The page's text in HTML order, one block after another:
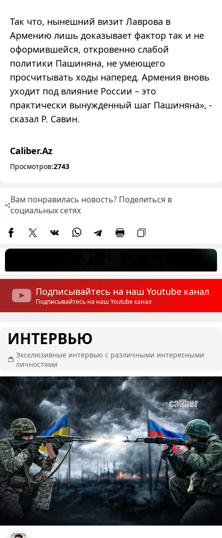
Так что, нынешний визит Лаврова в
Армению лишь доказывает фактор так и не
оформившейся, откровенно слабой
политики Пашиняна, не умеющего
просчитывать ходы наперед. Армения вновь
уходит под влияние России – это
практически вынужденный шаг Пашиняна», -
сказал Р. Савин.
Caliber.Az
Просмотров:2743
Вам понравилась новость? Поделиться в
социальных сетях
Подписывайтесь на наш Youtube канал
Подписывайтесь на наш Youtube канал
ИНТЕРВЬЮ
Эксклюзивные интервью с различными интересными
личностями